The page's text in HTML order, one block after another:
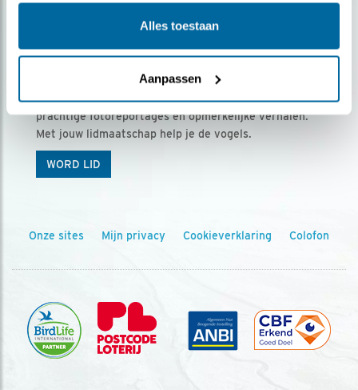
Alles toestaan
Aanpassen
Ontvang 5 x Vogels voor € 36,00 per jaar
Vogels is het tijdschrift voor onze leden, met
prachtige fotoreportages en opmerkelijke verhalen.
Met jouw lidmaatschap help je de vogels.
WORD LID
Onze sites Mijn privacy Cookieverklaring Colofon